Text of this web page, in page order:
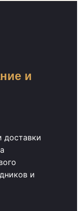
и
доставки
и